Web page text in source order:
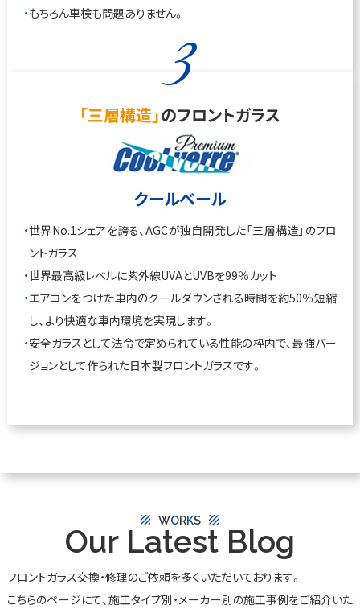
もちろん車検も問題ありません。
3
「三層構造」のフロントガラス
クールベール
世界No.1シェアを誇る、AGCが独自開発した「三層構造」のフロ
ントガラス
世界最高級レベルに紫外線UVAとUVBを99％カット
エアコンをつけた車内のクールダウンされる時間を約50％短縮
し、より快適な車内環境を実現します。
安全ガラスとして法令で定められている性能の枠内で、最強バー
ジョンとして作られた日本製フロントガラスです。
texture WORKS texture
Our Latest Blog
フロントガラス交換・修理のご依頼を多くいただいております。
こちらのページにて、施工タイプ別・メーカー別の施工事例をご紹介いた